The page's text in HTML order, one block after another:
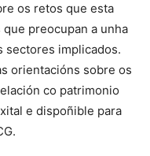
os retos que esta
preocupan a unha
sectores implicados.
orientacións sobre os
co patrimonio
e dispoñible para